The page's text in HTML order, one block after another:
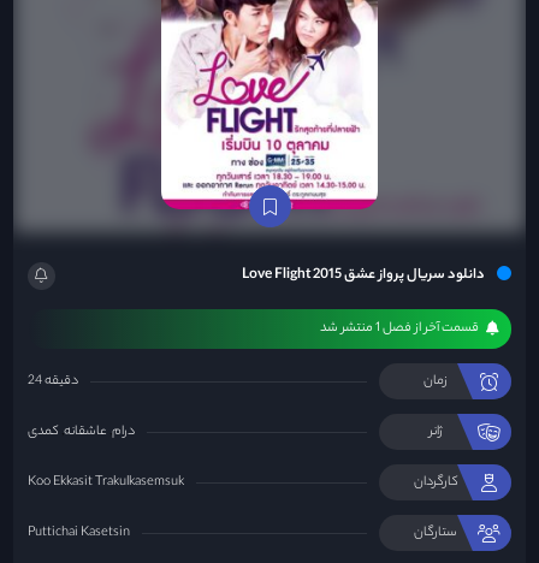
دانلود سریال پرواز عشق Love Flight 2015
قسمت آخر از فصل 1 منتشر شد
زمان 24 دقیقه
ژانر درام عاشقانه کمدی
کارگردان Koo Ekkasit Trakulkasemsuk
ستارگان Puttichai Kasetsin